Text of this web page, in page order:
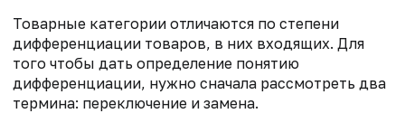
Товарные категории отличаются по степени
дифференциации товаров, в них входящих. Для
того чтобы дать определение понятию
дифференциации, нужно сначала рассмотреть два
термина: переключение и замена.